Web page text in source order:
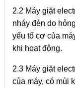
2.2 Máy giặt
nháy đèn do
yếu tố cơ của
khi hoạt động.
2.3 Máy giặt
của máy, có mùi